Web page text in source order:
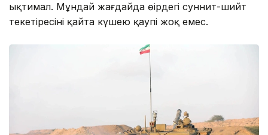
ықтимал. Мұндай жағдайда өңірдегі суннит-шийт
текетіресінің қайта күшею қаупі жоқ емес.